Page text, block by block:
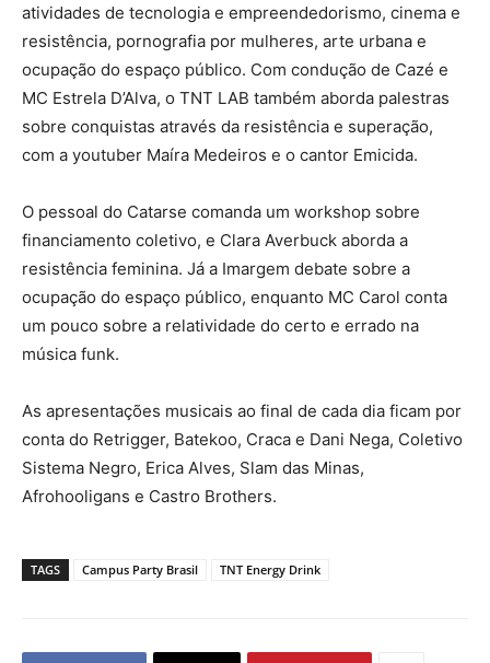
atividades de tecnologia e empreendedorismo, cinema e
resistência, pornografia por mulheres, arte urbana e
ocupação do espaço público. Com condução de Cazé e
MC Estrela D’Alva, o TNT LAB também aborda palestras
sobre conquistas através da resistência e superação,
com a youtuber Maíra Medeiros e o cantor Emicida.
O pessoal do Catarse comanda um workshop sobre
financiamento coletivo, e Clara Averbuck aborda a
resistência feminina. Já a Imargem debate sobre a
ocupação do espaço público, enquanto MC Carol conta
um pouco sobre a relatividade do certo e errado na
música funk.
As apresentações musicais ao final de cada dia ficam por
conta do Retrigger, Batekoo, Craca e Dani Nega, Coletivo
Sistema Negro, Erica Alves, Slam das Minas,
Afrohooligans e Castro Brothers.
TAGS Campus Party Brasil TNT Energy Drink